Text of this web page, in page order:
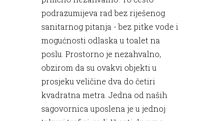
podrazumijeva rad bez riješenog
sanitarnog pitanja - bez pitke vode i
mogućnosti odlaska u toalet na
poslu. Prostorno je nezahvalno,
obzirom da su ovakvi objekti u
prosjeku veličine dva do četiri
kvadratna metra. Jedna od naših
sagovornica uposlena je u jednoj